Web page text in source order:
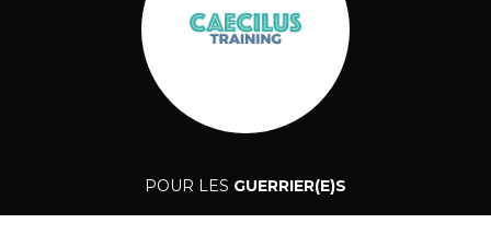
POUR LES GUERRIER(E)S